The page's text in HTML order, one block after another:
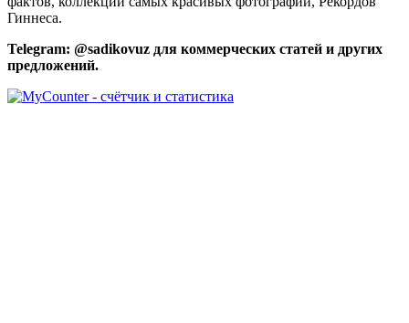
Гиннеса.
Telegram: @sadikovuz для коммерческих статей и других
предложений.